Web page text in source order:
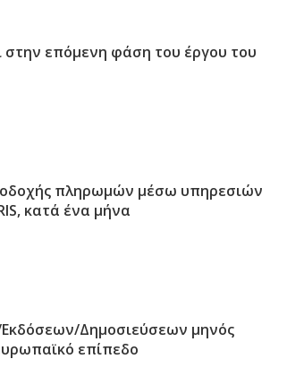
επόμενη φάση του έργου του
πληρωμών μέσω υπηρεσιών
κατά ένα μήνα
Εκδόσεων/Δημοσιεύσεων μηνός
επίπεδο